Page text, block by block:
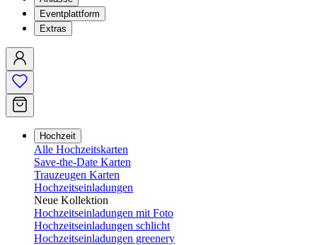
Eventplattform
Extras
Hochzeit
Alle Hochzeitskarten
Save-the-Date Karten
Trauzeugen Karten
Hochzeitseinladungen
Neue Kollektion
Hochzeitseinladungen mit Foto
Hochzeitseinladungen schlicht
Hochzeitseinladungen greenery